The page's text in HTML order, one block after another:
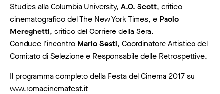
Studies alla Columbia University, A.O. Scott, critico
cinematografico del The New York Times, e Paolo
Mereghetti, critico del Corriere della Sera.
Conduce l’incontro Mario Sesti, Coordinatore Artistico del
Comitato di Selezione e Responsabile delle Retrospettive.
Il programma completo della Festa del Cinema 2017 su
www.romacinemafest.it